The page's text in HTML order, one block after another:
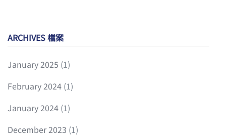
ARCHIVES 檔案
January 2025 (1)
February 2024 (1)
January 2024 (1)
December 2023 (1)